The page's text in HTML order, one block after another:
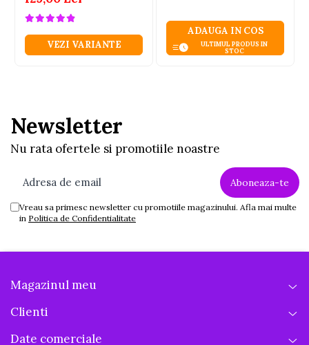
VEZI VARIANTE
ADAUGA IN COS
ULTIMUL PRODUS IN
STOC
Newsletter
Nu rata ofertele si promotiile noastre
Vreau sa primesc newsletter cu promotiile magazinului. Afla mai multe
in Politica de Confidentialitate
Magazinul meu
Clienti
Date comerciale